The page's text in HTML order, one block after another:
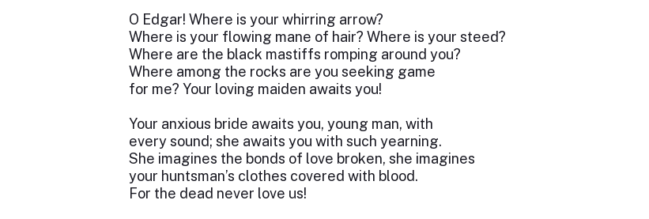
O Edgar! Where is your whirring arrow?
Where is your flowing mane of hair? Where is your steed?
Where are the black mastiffs romping around you?
Where among the rocks are you seeking game
for me? Your loving maiden awaits you!
Your anxious bride awaits you, young man, with
every sound; she awaits you with such yearning.
She imagines the bonds of love broken, she imagines
your huntsman’s clothes covered with blood.
For the dead never love us!